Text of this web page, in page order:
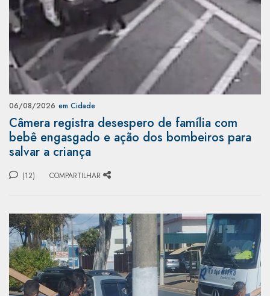
06/08/2026 em Cidade
Câmera registra desespero de família com
bebê engasgado e ação dos bombeiros para
salvar a criança
(12) COMPARTILHAR